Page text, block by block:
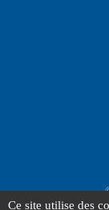
Ce site utilise des